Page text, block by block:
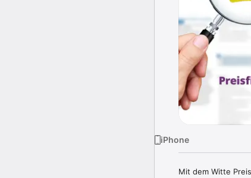
iPhone
Mit dem Witte